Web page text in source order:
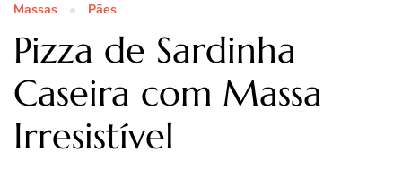
Massas Pães
Pizza de Sardinha
Caseira com Massa
Irresistível